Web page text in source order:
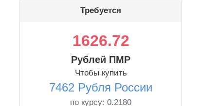
Требуется
1626.72
Рублей ПМР
Чтобы купить
7462 Рубля России
по курсу: 0.2180